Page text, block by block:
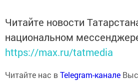
Читайте новости
национальном
https://max.ru/tatmedia
Читайте нас вTelegram-канале